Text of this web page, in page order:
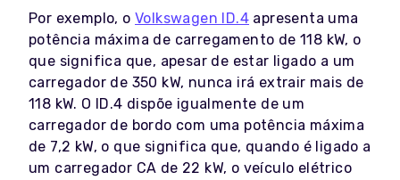
Por exemplo, oVolkswagen ID.4 apresenta uma
potência máxima de carregamento de 118 kW, o
que significa que, apesar de estar ligado a um
carregador de 350 kW, nunca irá extrair mais de
118 kW. O ID.4 dispõe igualmente de um
carregador de bordo com uma potência máxima
de 7,2 kW, o que significa que, quando é ligado a
um carregador CA de 22 kW, o veículo elétrico